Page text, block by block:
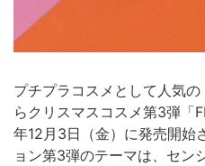
プチプラコスメとして人気
らクリスマスコスメ第3弾「
年12月3日（金）に発売開始
ョン第3弾のテーマは、セン